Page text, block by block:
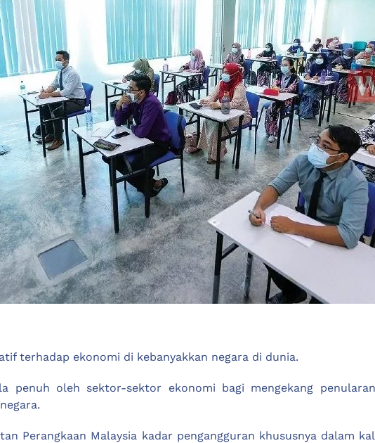
terhadap ekonomi di kebanyakkan negara di dunia.
penuh oleh sektor-sektor ekonomi bagi mengekang
Perangkaan Malaysia kadar pengangguran khususnya dalam